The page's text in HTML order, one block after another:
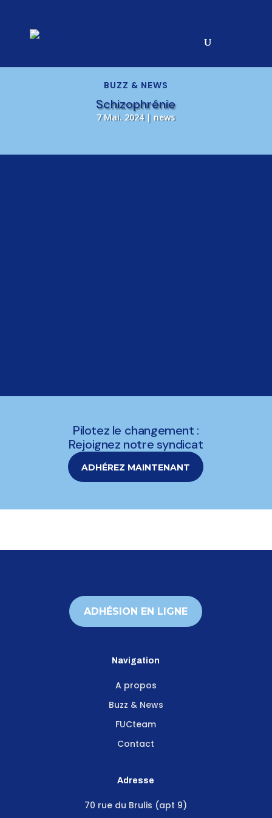
BUZZ & NEWS
Schizophrénie
7 Mai. 2024| news
Pilotez le changement :
Rejoignez notre syndicat
ADHÉREZ MAINTENANT
ADHÉSION EN LIGNE
Navigation
A propos
Buzz & News
FUCteam
Contact
Adresse
70 rue du Brulis (apt 9)